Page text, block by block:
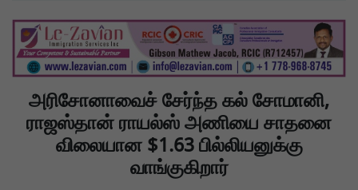
அரிசோனாவைச் சேர்ந்த கல் சோமானி,
ராஜஸ்தான் ராயல்ஸ் அணியை சாதனை
விலையான $1.63 பில்லியனுக்கு
வாங்குகிறார்